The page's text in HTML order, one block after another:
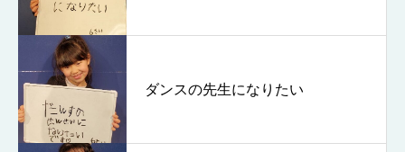
ダンスの先生になりたい